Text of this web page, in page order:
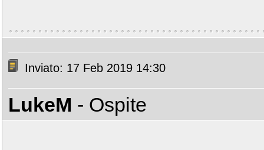
Inviato: 17 Feb 2019 14:30
LukeM - Ospite